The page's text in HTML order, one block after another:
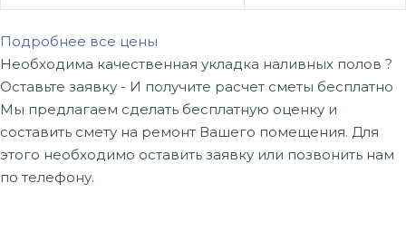
Подробнее все цены
Необходима качественная укладка наливных полов ?
Оставьте заявку - И получите расчет сметы бесплатно
Мы предлагаем сделать бесплатную оценку и
составить смету на ремонт Вашего помещения. Для
этого необходимо оставить заявку или позвонить нам
по телефону.